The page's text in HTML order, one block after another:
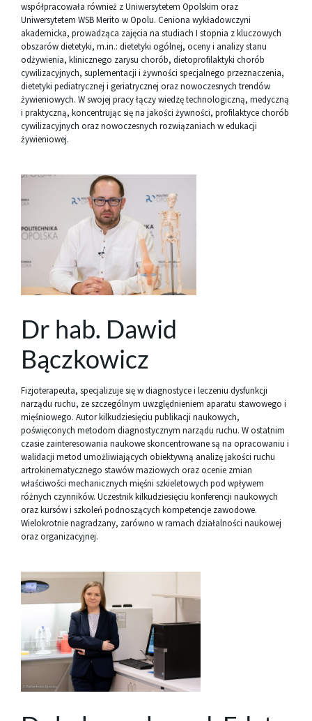
współpracowała również z Uniwersytetem Opolskim oraz
Uniwersytetem WSB Merito w Opolu. Ceniona wykładowczyni
akademicka, prowadząca zajęcia na studiach I stopnia z kluczowych
obszarów dietetyki, m.in.: dietetyki ogólnej, oceny i analizy stanu
odżywienia, klinicznego zarysu chorób, dietoprofilaktyki chorób
cywilizacyjnych, suplementacji i żywności specjalnego przeznaczenia,
dietetyki pediatrycznej i geriatrycznej oraz nowoczesnych trendów
żywieniowych. W swojej pracy łączy wiedzę technologiczną, medyczną
i praktyczną, koncentrując się na jakości żywności, profilaktyce chorób
cywilizacyjnych oraz nowoczesnych rozwiązaniach w edukacji
żywieniowej.
Dr hab. Dawid
Bączkowicz
Fizjoterapeuta, specjalizuje się w diagnostyce i leczeniu dysfunkcji
narządu ruchu, ze szczególnym uwzględnieniem aparatu stawowego i
mięśniowego. Autor kilkudziesięciu publikacji naukowych,
poświęconych metodom diagnostycznym narządu ruchu. W ostatnim
czasie zainteresowania naukowe skoncentrowane są na opracowaniu i
walidacji metod umożliwiających obiektywną analizę jakości ruchu
artrokinematycznego stawów maziowych oraz ocenie zmian
właściwości mechanicznych mięśni szkieletowych pod wpływem
różnych czynników. Uczestnik kilkudziesięciu konferencji naukowych
oraz kursów i szkoleń podnoszących kompetencje zawodowe.
Wielokrotnie nagradzany, zarówno w ramach działalności naukowej
oraz organizacyjnej.